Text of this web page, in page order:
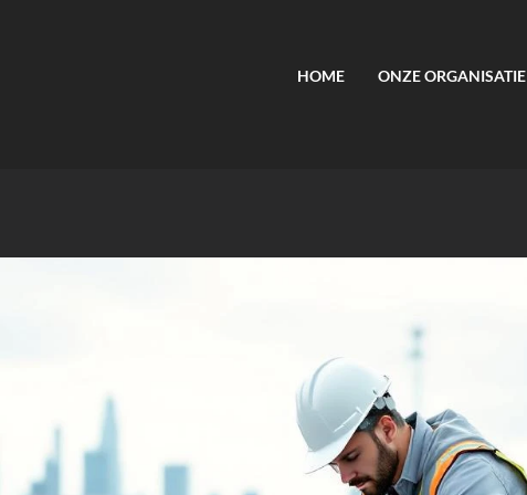
HOME ONZE ORGANISATIE